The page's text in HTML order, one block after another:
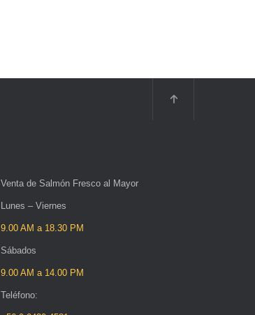
Venta de Salmón Fresco al Mayor
Lunes – Viernes
9.00 AM a 18.30 PM
Sábados
9.00 AM a 14.00 PM
Teléfono: